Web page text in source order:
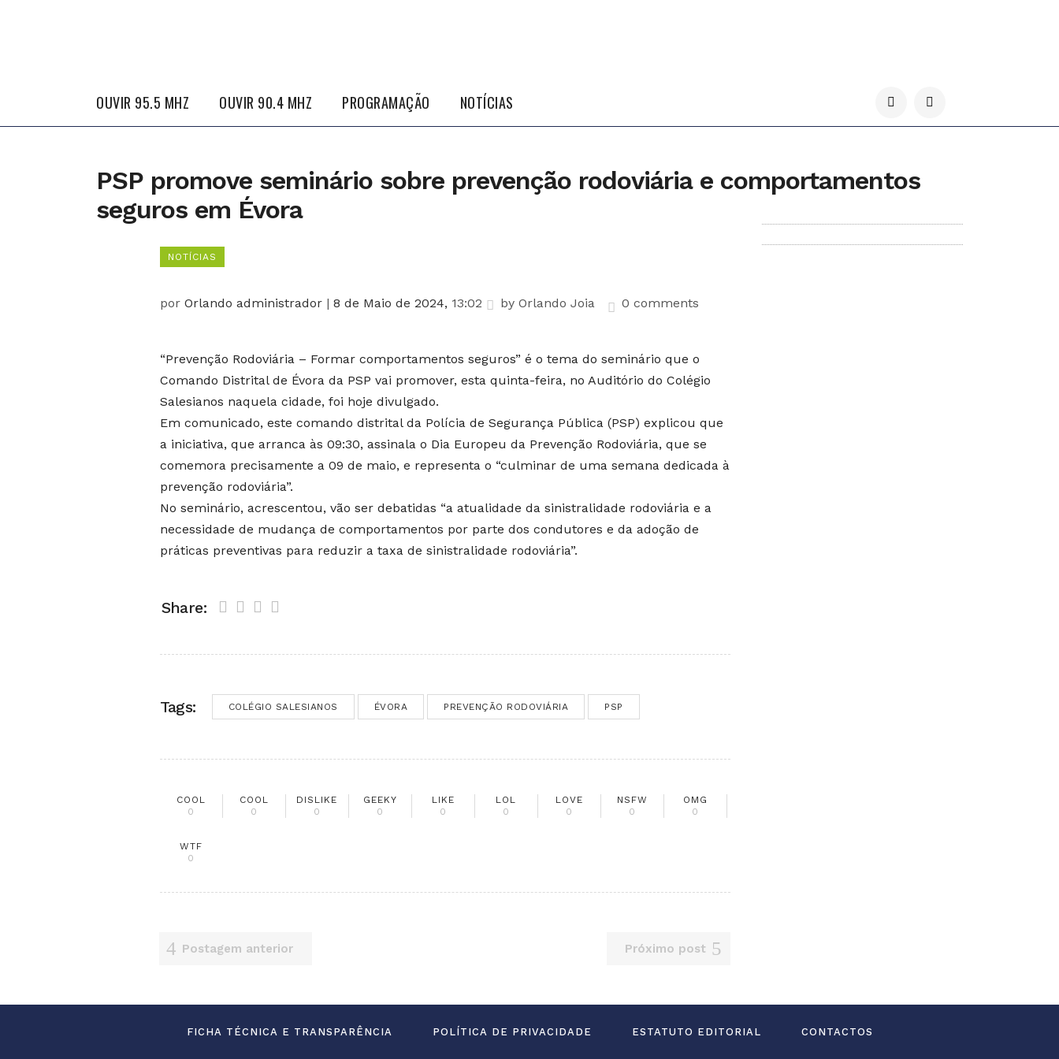
OUVIR 95.5 MHZ OUVIR 90.4 MHZ PROGRAMAÇÃO NOTÍCIAS
PSP promove seminário sobre prevenção rodoviária e comportamentos
seguros em Évora
NOTÍCIAS
por Orlando administrador | 8 de Maio de 2024, 13:02 by Orlando Joia 0 comments
“Prevenção Rodoviária – Formar comportamentos seguros” é o tema do seminário que o
Comando Distrital de Évora da PSP vai promover, esta quinta-feira, no Auditório do Colégio
Salesianos naquela cidade, foi hoje divulgado.
Em comunicado, este comando distrital da Polícia de Segurança Pública (PSP) explicou que
a iniciativa, que arranca às 09:30, assinala o Dia Europeu da Prevenção Rodoviária, que se
comemora precisamente a 09 de maio, e representa o “culminar de uma semana dedicada à
prevenção rodoviária”.
No seminário, acrescentou, vão ser debatidas “a atualidade da sinistralidade rodoviária e a
necessidade de mudança de comportamentos por parte dos condutores e da adoção de
práticas preventivas para reduzir a taxa de sinistralidade rodoviária”.
Share:
Tags: COLÉGIO SALESIANOS ÉVORA PREVENÇÃO RODOVIÁRIA PSP
COOL
0
COOL
0
DISLIKE
0
GEEKY
0
LIKE
0
LOL
0
LOVE
0
NSFW
0
OMG
0
WTF
0
Postagem anterior Próximo post
FICHA TÉCNICA E TRANSPARÊNCIA POLÍTICA DE PRIVACIDADE ESTATUTO EDITORIAL CONTACTOS